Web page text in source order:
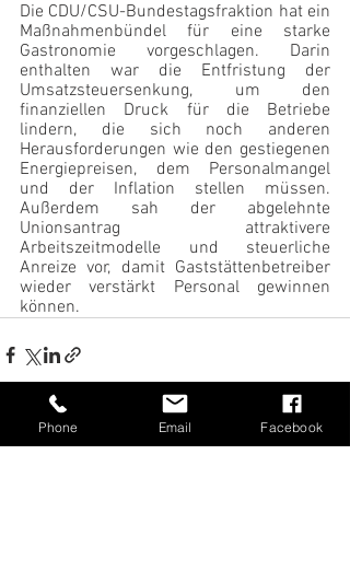
Die CDU/CSU-Bundestagsfraktion hat ein
Maßnahmenbündel für eine starke
Gastronomie vorgeschlagen. Darin
enthalten war die Entfristung der
Umsatzsteuersenkung, um den
finanziellen Druck für die Betriebe
lindern, die sich noch anderen
Herausforderungen wie den gestiegenen
Energiepreisen, dem Personalmangel
und der Inflation stellen müssen.
Außerdem sah der abgelehnte
Unionsantrag attraktivere
Arbeitszeitmodelle und steuerliche
Anreize vor, damit Gaststättenbetreiber
wieder verstärkt Personal gewinnen
können.
Aktuelle Beiträge Alle ansehen
Phone Email Facebook